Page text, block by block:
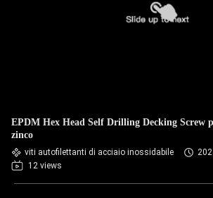
EPDM Hex Head Self Drilling Decking Screw
zinco
viti autofilettanti di acciaio inossidabile
12 views